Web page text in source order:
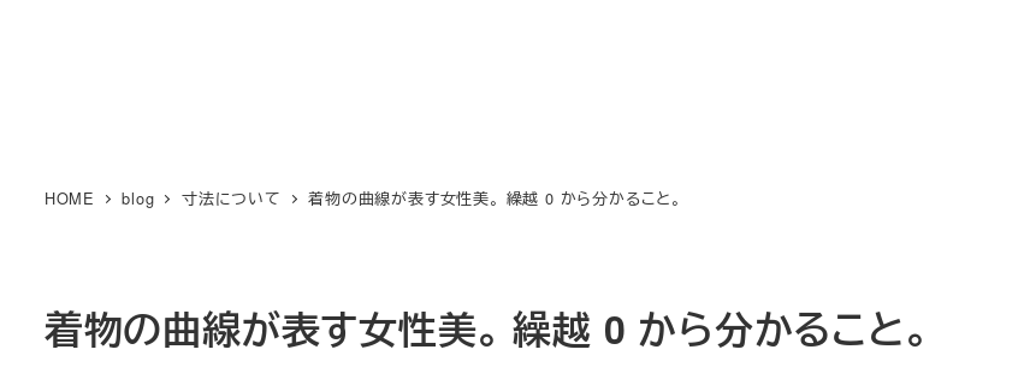
HOME blog 寸法について 着物の曲線が表す女性美。 繰越 0 から分かること。
着物の曲線が表す女性美。 繰越 0 から分かること。